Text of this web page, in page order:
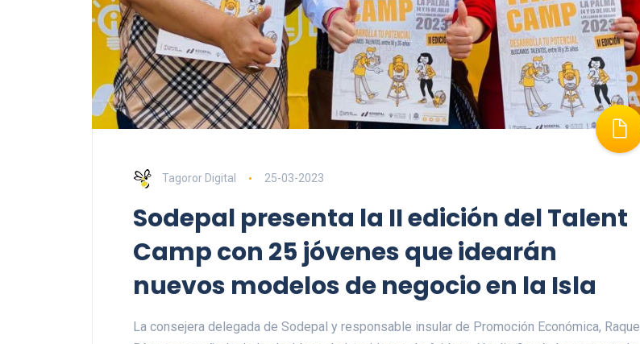
Tagoror Digital 25-03-2023
Sodepal presenta la II edición del Talent
Camp con 25 jóvenes que idearán
nuevos modelos de negocio en la Isla
La consejera delegada de Sodepal y responsable insular de Promoción Económica, Raquel